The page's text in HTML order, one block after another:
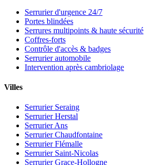
Serrurier d'urgence 24/7
Portes blindées
Serrures multipoints & haute sécurité
Coffres-forts
Contrôle d'accès & badges
Serrurier automobile
Intervention après cambriolage
Villes
Serrurier Seraing
Serrurier Herstal
Serrurier Ans
Serrurier Chaudfontaine
Serrurier Flémalle
Serrurier Saint-Nicolas
Serrurier Grace-Hollogne